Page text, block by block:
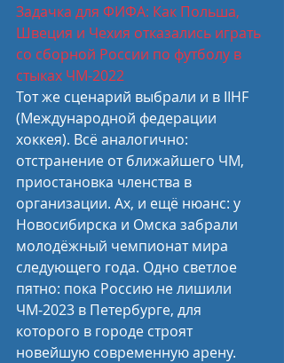
Задачка для ФИФА: Как Польша,
Швеция и Чехия отказались играть
со сборной России по футболу в
стыках ЧМ-2022
Тот же сценарий выбрали и в IIHF
(Международной федерации
хоккея). Всё аналогично:
отстранение от ближайшего ЧМ,
приостановка членства в
организации. Ах, и ещё нюанс: у
Новосибирска и Омска забрали
молодёжный чемпионат мира
следующего года. Одно светлое
пятно: пока Россию не лишили
ЧМ-2023 в Петербурге, для
которого в городе строят
новейшую современную арену.